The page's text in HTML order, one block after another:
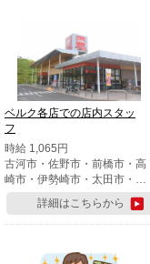
ベルク各店での店内スタッ
フ
時給 1,065円
古河市・佐野市・前橋市・高
崎市・伊勢崎市・太田市・館
林市・藤岡市・大泉町・さい
たま市北区・川越市・熊谷
市・行田市・秩父市・所沢
市・鶴ケ島市・千葉市中央
詳細はこちらから